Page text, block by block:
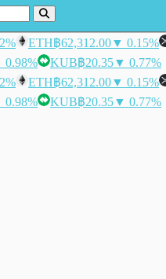
ETH฿62,312.00▼ 0.15%
0.98% KUB฿20.35▼ 0.77%
ETH฿62,312.00▼ 0.15%
0.98% KUB฿20.35▼ 0.77%